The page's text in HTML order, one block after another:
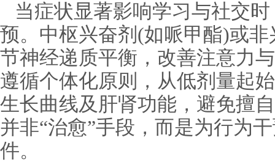
当症状显著影响学习与社交
预。中枢兴奋剂(如哌甲酯)或
节神经递质平衡，改善注意力
遵循个体化原则，从低剂量起
生长曲线及肝肾功能，避免擅
并非“治愈”手段，而是为行为
件。